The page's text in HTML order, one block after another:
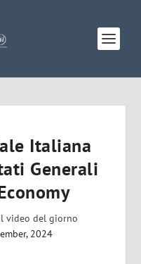
Italiana
Generali
video del giorno
2024